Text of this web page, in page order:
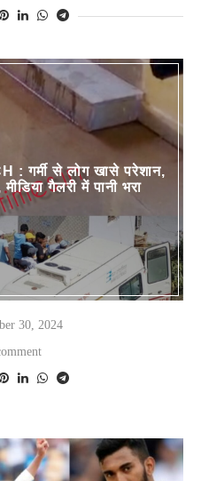
गर्मी से लोग खासे परेशान,
गैलरी में पानी भरा
30, 2024